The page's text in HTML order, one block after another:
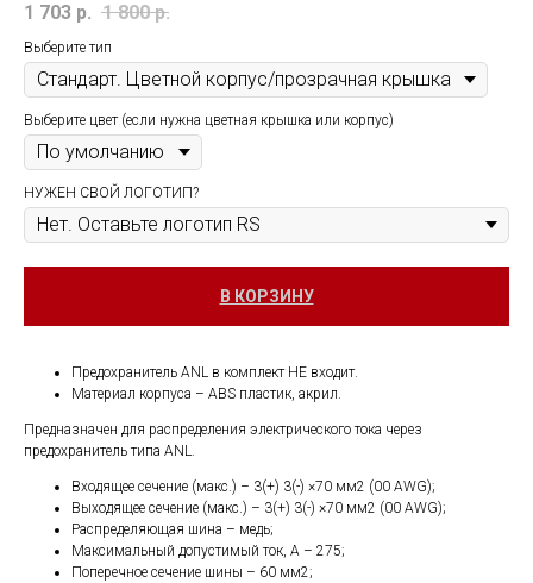
1 703 р. 1 800 р.
Выберите тип
Выберите цвет (если нужна цветная крышка или корпус)
НУЖЕН СВОЙ ЛОГОТИП?
В КОРЗИНУ
Предохранитель ANL в комплект НЕ входит.
Материал корпуса – ABS пластик, акрил.
Предназначен для распределения электрического тока через
предохранитель типа ANL.
Входящее сечение (макс.) – 3(+) 3(-) ×70 мм2 (00 AWG);
Выходящее сечение (макс.) – 3(+) 3(-) ×70 мм2 (00 AWG);
Распределяющая шина – медь;
Максимальный допустимый ток, А – 275;
Поперечное сечение шины – 60 мм2;